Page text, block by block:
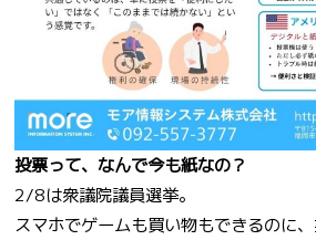
投票って、なんで今も紙なの？
2/8は衆議院議員選挙。
スマホでゲームも買い物もできるのに